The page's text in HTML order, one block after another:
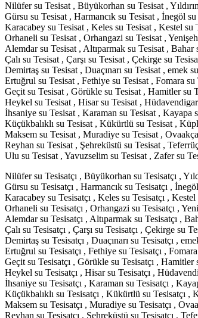
Nilüfer su Tesisat , Büyükorhan su Tesisat ,
Gürsu su Tesisat , Harmancık su Tesisat , İnegöl
Karacabey su Tesisat , Keles su Tesisat , Kestel su
Orhaneli su Tesisat , Orhangazi su Tesisat ,
Alemdar su Tesisat , Altıparmak su Tesisat , Bahar
Çalı su Tesisat , Çarşı su Tesisat , Çekirge su
Demirtaş su Tesisat , Duaçınarı su Tesisat , emek
Ertuğrul su Tesisat , Fethiye su Tesisat , Fomara su
Geçit su Tesisat , Görükle su Tesisat , Hamitler su
Heykel su Tesisat , Hisar su Tesisat ,
İhsaniye su Tesisat , Karaman su Tesisat , Kayapa
Küçükbalıklı su Tesisat , Kükürtlü su Tesisat ,
Maksem su Tesisat , Muradiye su Tesisat ,
Reyhan su Tesisat , Şehreküstü su Tesisat ,
Ulu su Tesisat , Yavuzselim su Tesisat , Zafer su
Nilüfer su Tesisatçı , Büyükorhan su Tesisatçı ,
Gürsu su Tesisatçı , Harmancık su Tesisatçı ,
Karacabey su Tesisatçı , Keles su Tesisatçı ,
Orhaneli su Tesisatçı , Orhangazi su Tesisatçı ,
Alemdar su Tesisatçı , Altıparmak su Tesisatçı ,
Çalı su Tesisatçı , Çarşı su Tesisatçı , Çekirge su
Demirtaş su Tesisatçı , Duaçınarı su Tesisatçı ,
Ertuğrul su Tesisatçı , Fethiye su Tesisatçı , Fomara
Geçit su Tesisatçı , Görükle su Tesisatçı , Hamitler
Heykel su Tesisatçı , Hisar su Tesisatçı ,
İhsaniye su Tesisatçı , Karaman su Tesisatçı ,
Küçükbalıklı su Tesisatçı , Kükürtlü su Tesisatçı ,
Maksem su Tesisatçı , Muradiye su Tesisatçı ,
Reyhan su Tesisatçı , Şehreküstü su Tesisatçı ,